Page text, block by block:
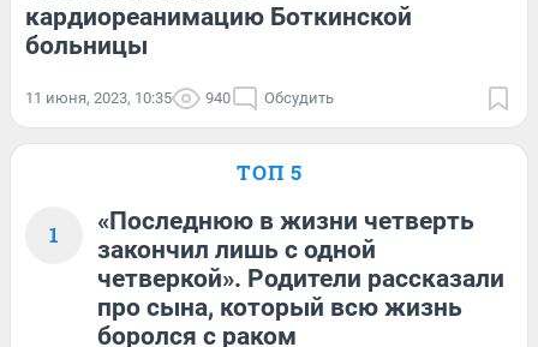
кардиореанимацию Боткинской
больницы
11 июня, 2023, 10:35 940 Обсудить
ТОП 5
1
«Последнюю в жизни четверть
закончил лишь с одной
четверкой». Родители рассказали
про сына, который всю жизнь
боролся с раком